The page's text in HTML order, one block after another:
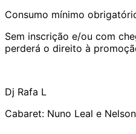
Consumo mínimo
Sem inscrição e/ou com
perderá o direito à
Dj Rafa L
Cabaret: Nuno Leal e